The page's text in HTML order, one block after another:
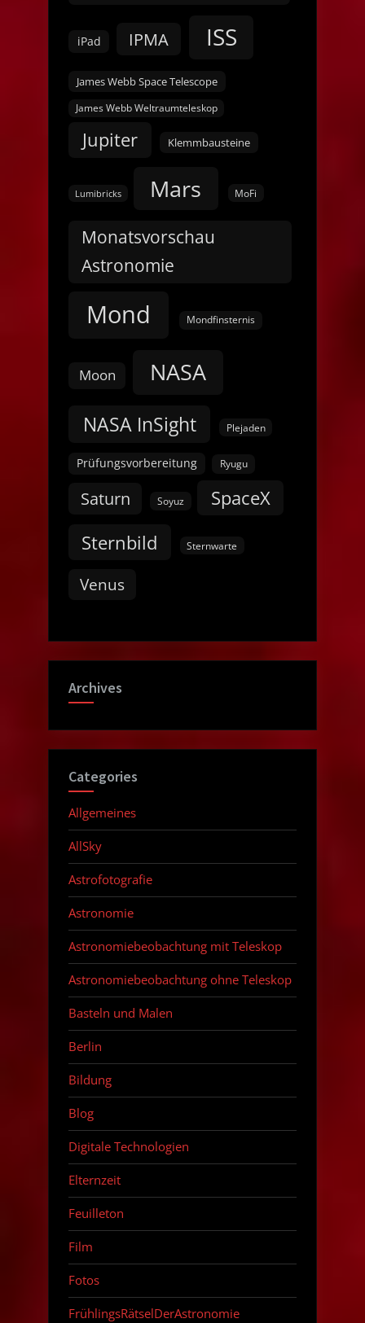
iPad IPMA ISS
James Webb Space Telescope
James Webb Weltraumteleskop
Jupiter Klemmbausteine
Lumibricks Mars MoFi
Monatsvorschau
Astronomie
Mond Mondfinsternis
Moon NASA
NASA InSight Plejaden
Prüfungsvorbereitung Ryugu
Saturn Soyuz
SpaceX
Sternbild
Sternwarte
Venus
Archives
Categories
Allgemeines
AllSky
Astrofotografie
Astronomie
Astronomiebeobachtung mit Teleskop
Astronomiebeobachtung ohne Teleskop
Basteln und Malen
Berlin
Bildung
Blog
Digitale Technologien
Elternzeit
Feuilleton
Film
Fotos
FrühlingsRätselDerAstronomie